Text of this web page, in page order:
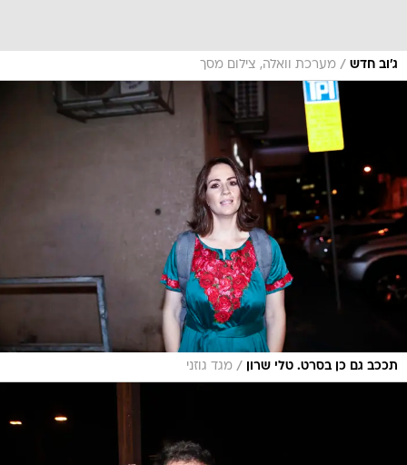
ג'וב חדש / מערכת וואלה, צילום מסך
תככב גם כן בסרט. טלי שרון / מגד גוזני